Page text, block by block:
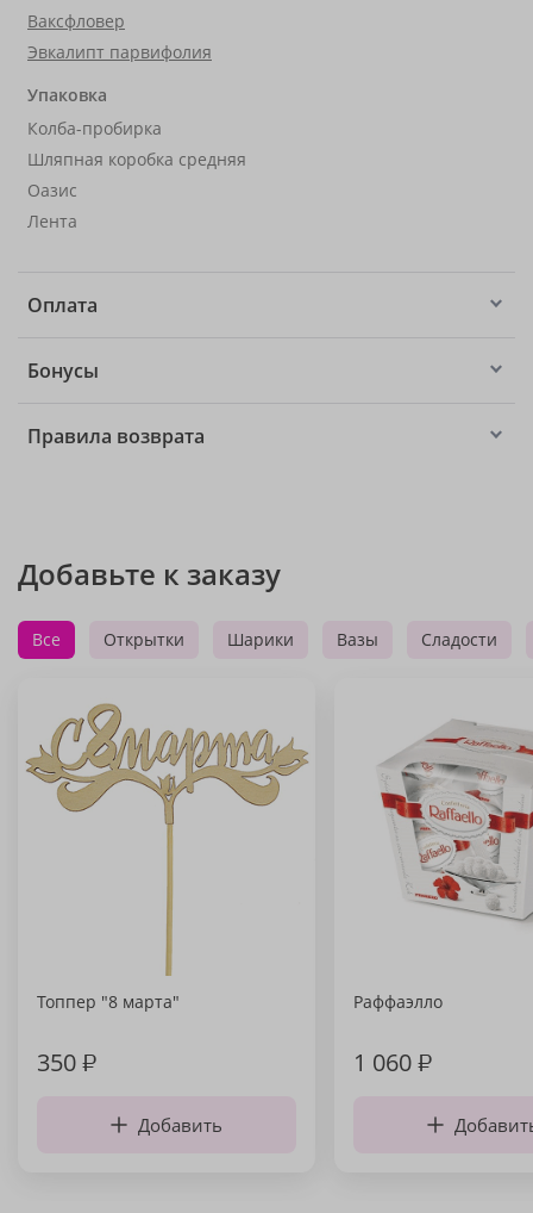
Ваксфловер
Эвкалипт парвифолия
Упаковка
Колба-пробирка
Шляпная коробка средняя
Оазис
Лента
Оплата
Бонусы
Правила возврата
Добавьте к заказу
Все Открытки Шарики Вазы Сладости
Топпер "8 марта"
350₽
Добавить
Раффаэлло
1 060₽